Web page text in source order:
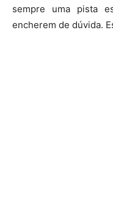
sempre uma pista
encherem de dúvida.